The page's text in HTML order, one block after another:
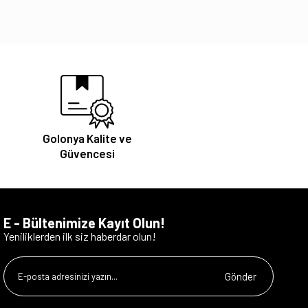
Golonya Kalite ve
Güvencesi
E - Bültenimize Kayıt Olun!
Yeniliklerden ilk siz haberdar olun!
Gönder